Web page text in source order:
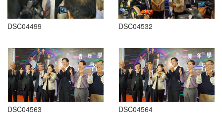
DSC04499 DSC04532
DSC04563 DSC04564